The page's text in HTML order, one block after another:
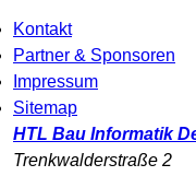
Kontakt
Partner & Sponsoren
Impressum
Sitemap
HTL Bau Informatik
Trenkwalderstraße 2